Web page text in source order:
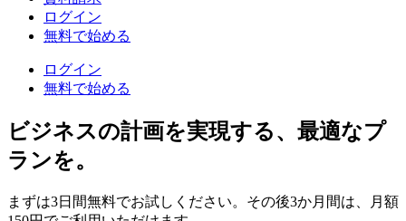
ログイン
無料で始める
ログイン
無料で始める
ビジネスの計画を実現する、最適なプ
ランを。
まずは3日間無料でお試しください。その後3か月間は、月額